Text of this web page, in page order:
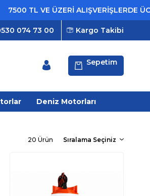
VE ÜZERİ ALIŞVERİŞLERDE ÜCRETSİZ
Kargo Takibi
074 73 00
Sepetim
Deniz Motorları
20 Ürün